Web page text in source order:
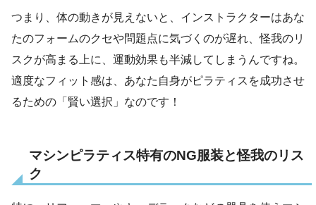
つまり、体の動きが見えないと、インストラクターはあな
たのフォームのクセや問題点に気づくのが遅れ、怪我のリ
スクが高まる上に、運動効果も半減してしまうんですね。
適度なフィット感は、あなた自身がピラティスを成功させ
るための「賢い選択」なのです！
マシンピラティス特有のNG服装と怪我のリス
ク